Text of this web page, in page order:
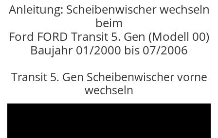
Anleitung: Scheibenwischer wechseln
beim
Ford FORD Transit 5. Gen (Modell 00)
Baujahr 01/2000 bis 07/2006
Transit 5. Gen Scheibenwischer vorne
wechseln